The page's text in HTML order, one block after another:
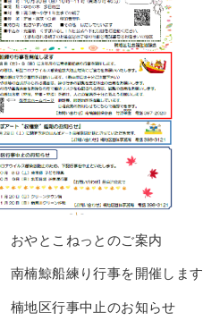
おやとこねっとのご案内
南楠鯨船練り行事を開催します
楠地区行事中止のお知らせ